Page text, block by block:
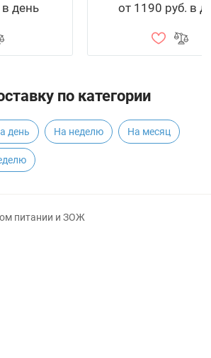
день от 1190 руб. в
по категории
день На неделю На месяц
питании и ЗОЖ